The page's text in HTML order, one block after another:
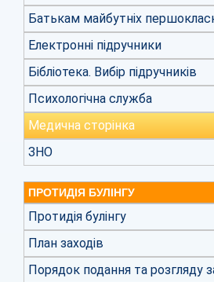
Батькам майбутніх
Електронні підручники
Бібліотека. Вибір підручників
Психологічна служба
Медична сторінка
ЗНО
ПРОТИДІЯ БУЛІНГУ
Протидія булінгу
План заходів
Порядок подання та розгляду